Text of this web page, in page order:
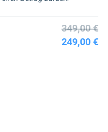
349,00 €
249,00 €